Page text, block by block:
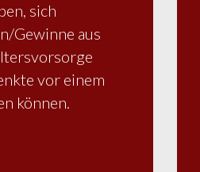
sich
Gewinne aus
vor einem
können.